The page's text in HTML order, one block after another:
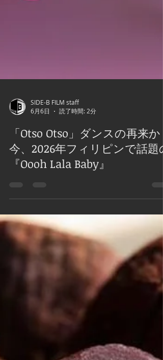
SIDE-B FILM staff
「Otso Otso」ダンスの再来か
今、2026年フィリピンで話題の
『Oooh Lala Baby』